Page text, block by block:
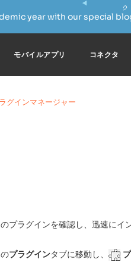
year with our special
モバイルアプリ コネクタ
グインマネージャー
プラグインを確認し、迅速にイ
プラグインタブに移動し、